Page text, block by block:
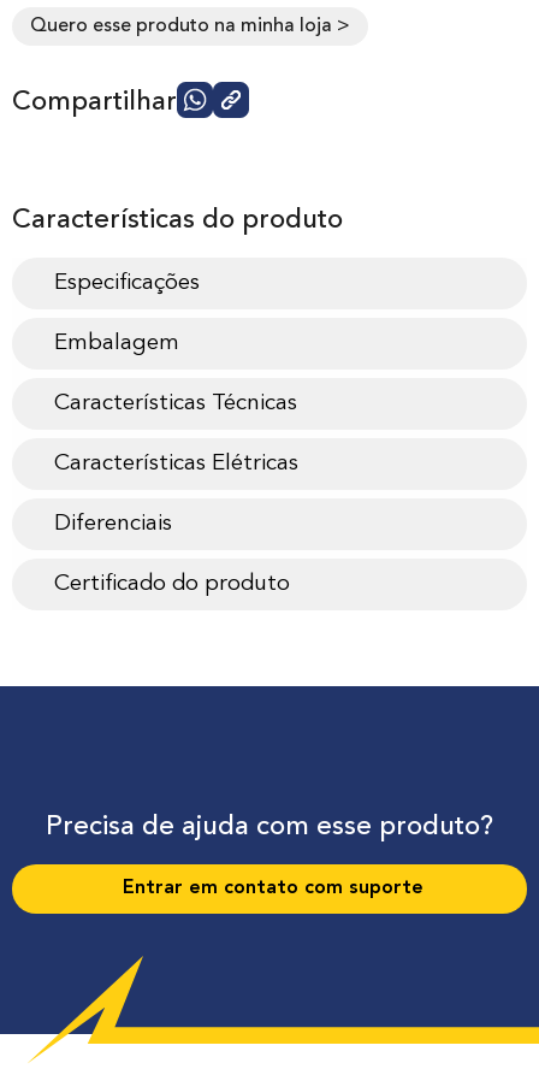
Quero esse produto na minha loja >
Compartilhar
Características do produto
Especificações
Embalagem
Características Técnicas
Características Elétricas
Diferenciais
Certificado do produto
Precisa de ajuda com esse produto?
Entrar em contato com suporte